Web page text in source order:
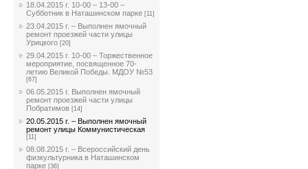
18.04.2015 г. 10-00 – 13-00 –
Субботник в Наташинском парке [11]
23.04.2015 г. – Выполнен ямочный
ремонт проезжей части улицы
Урицкого [20]
29.04.2015 г. 10-00 – Торжественное
мероприятие, посвященное 70-
летию Великой Победы. МДОУ №53
[67]
06.05.2015 г. Выполнен ямочный
ремонт проезжей части улицы
Побратимов [14]
20.05.2015 г. – Выполнен ямочный
ремонт улицы Коммунистическая
[11]
08.08.2015 г. – Всероссийский день
физкультурника в Наташинском
парке [36]